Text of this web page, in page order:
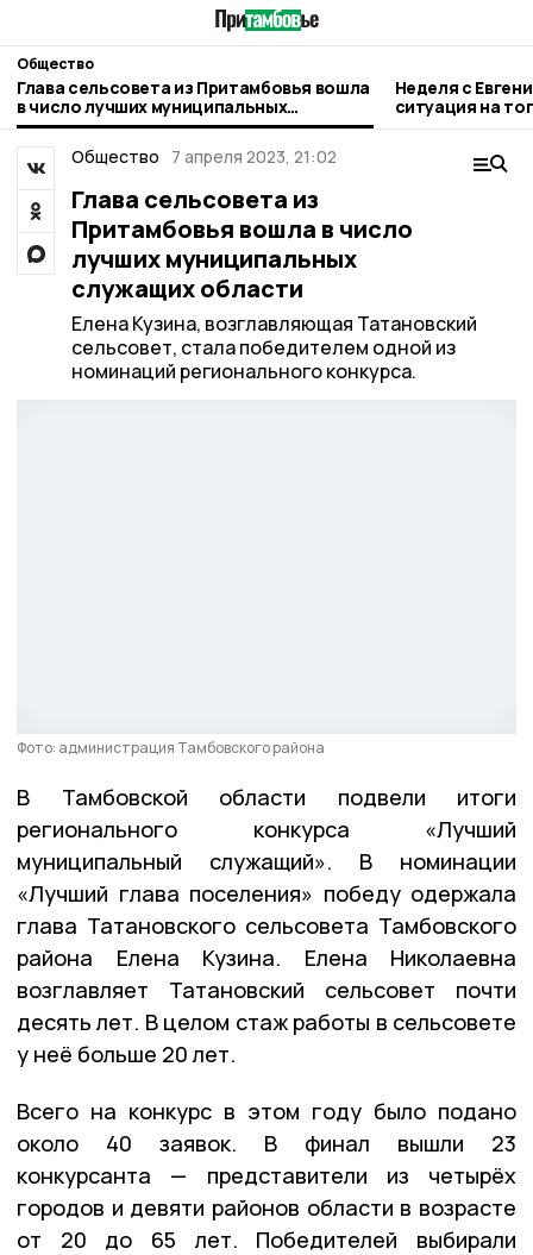
Общество
Глава сельсовета из Притамбовья вошла
в число лучших муниципальных
служащих области
Неделя с
ситуация на
городе и
Общество
7 апреля 2023, 21:02
Глава сельсовета из
Притамбовья вошла в число
лучших муниципальных
служащих области
Елена Кузина, возглавляющая Татановский
сельсовет, стала победителем одной из
номинаций регионального конкурса.
Фото: администрация Тамбовского района
В Тамбовской области подвели итоги
регионального конкурса «Лучший
муниципальный служащий». В номинации
«Лучший глава поселения» победу одержала
глава Татановского сельсовета Тамбовского
района Елена Кузина. Елена Николаевна
возглавляет Татановский сельсовет почти
десять лет. В целом стаж работы в сельсовете
у неё больше 20 лет.
Всего на конкурс в этом году было подано
около 40 заявок. В финал вышли 23
конкурсанта — представители из четырёх
городов и девяти районов области в возрасте
от 20 до 65 лет. Победителей выбирали